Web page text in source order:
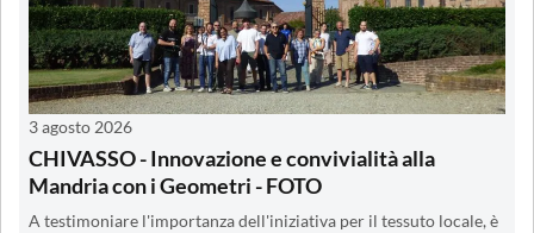
3 agosto 2026
CHIVASSO - Innovazione e convivialità alla
Mandria con i Geometri - FOTO
A testimoniare l'importanza dell'iniziativa per il tessuto locale, è